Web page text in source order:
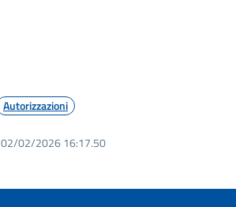
Autorizzazioni
02/02/2026 16:17.50